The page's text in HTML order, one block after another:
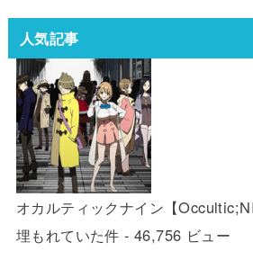
人気記事
オカルティックナイン【
埋もれていた件 - 46,756 ビュー